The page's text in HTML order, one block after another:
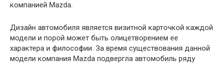
компанией Mazda.
Дизайн автомобиля является визитной карточкой каждой
модели и порой может быть олицетворением ее
характера и философии. За время существования данной
модели компания Mazda подвергла автомобиль ряду